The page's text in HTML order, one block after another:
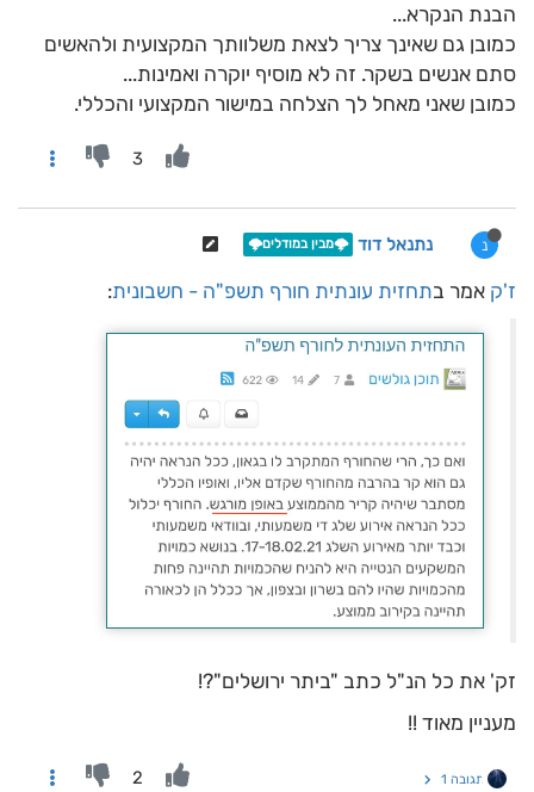
הבנת הנקרא...
כמובן גם שאינך צריך לצאת משלוותך המקצועית ולהאשים
סתם אנשים בשקר. זה לא מוסיף יוקרה ואמינות...
כמובן שאני מאחל לך הצלחה במישור המקצועי והכללי.
3
נ נתנאל דוד 🌩️מבין במודלים🌩️
ז'ק אמר בתחזית עונתית חורף תשפ"ה - חשבונית:
זק' את כל הנ"ל כתב "ביתר ירושלים"?!
מעניין מאוד !!
תגובה 1 2